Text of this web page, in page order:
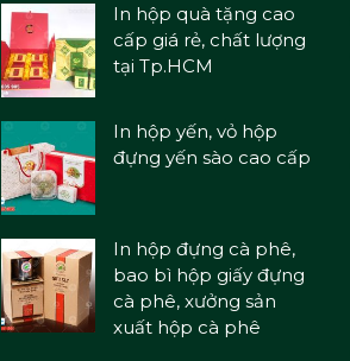
In hộp quà tặng cao
cấp giá rẻ, chất lượng
tại Tp.HCM
In hộp yến, vỏ hộp
đựng yến sào cao cấp
In hộp đựng cà phê,
bao bì hộp giấy đựng
cà phê, xưởng sản
xuất hộp cà phê